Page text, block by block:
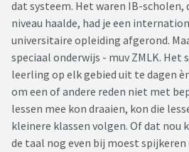
dat systeem. Het waren IB-scholen,
niveau haalde, had je een
universitaire opleiding afgerond.
speciaal onderwijs - muv ZMLK. Het
leerling op elk gebied uit te dagen
om een of andere reden niet met
lessen mee kon draaien, kon die
kleinere klassen volgen. Of dat nou
de taal nog even bij moest